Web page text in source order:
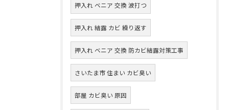
押入れ ベニア 交換 波打つ
押入れ 結露 カビ 繰り返す
押入れ ベニア 交換 防カビ結露対策工事
さいたま市 住まい カビ臭い
部屋 カビ臭い 原因